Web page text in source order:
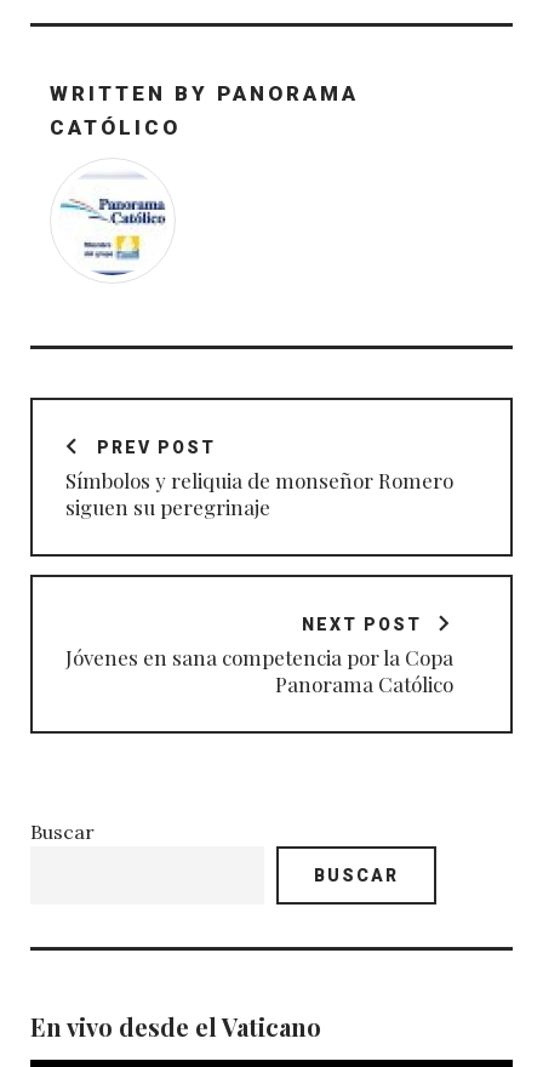
WRITTEN BY PANORAMA
CATÓLICO
Navegación
entradasPREV POST
Símbolos y reliquia de monseñor Romero
siguen su peregrinaje
NEXT POST
Jóvenes en sana competencia por la Copa
Panorama Católico
Buscar
BUSCAR
En vivo desde el Vaticano